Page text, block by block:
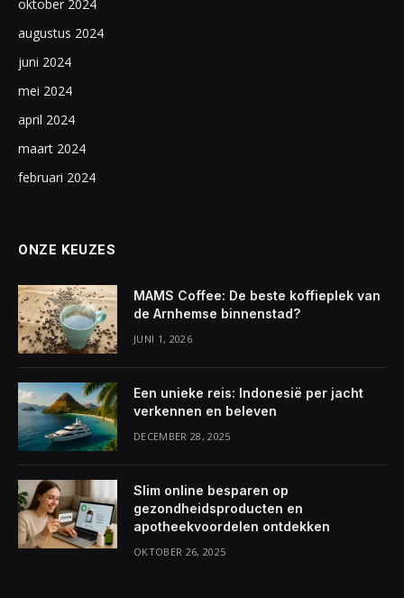
oktober 2024
augustus 2024
juni 2024
mei 2024
april 2024
maart 2024
februari 2024
ONZE KEUZES
MAMS Coffee: De beste koffieplek van
de Arnhemse binnenstad?
JUNI 1, 2026
Een unieke reis: Indonesië per jacht
verkennen en beleven
DECEMBER 28, 2025
Slim online besparen op
gezondheidsproducten en
apotheekvoordelen ontdekken
OKTOBER 26, 2025